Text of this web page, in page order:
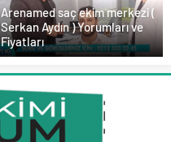
Arenamed saç ekim merkezi (
Serkan Aydın ) Yorumları ve
Fiyatları